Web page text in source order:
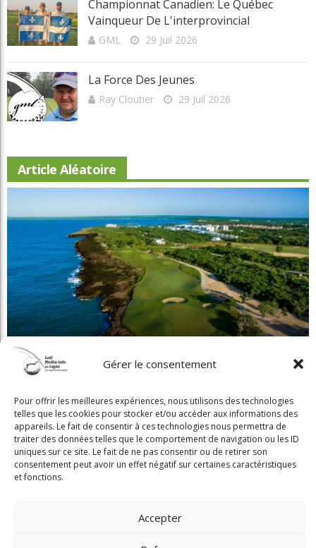
Gérer le consentement
Pour offrir les meilleures expériences, nous utilisons des technologies
telles que les cookies pour stocker et/ou accéder aux informations des
appareils. Le fait de consentir à ces technologies nous permettra de
traiter des données telles que le comportement de navigation ou les ID
uniques sur ce site. Le fait de ne pas consentir ou de retirer son
consentement peut avoir un effet négatif sur certaines caractéristiques
et fonctions.
Accepter
Catégories
Actualités
Ce qu’en pense Ray
Chroniques La relève
Chroniques Truc du pro
Chroniques Vie de club
Compétition
Destinations
Équipement
Le physio et vous
Les règles selon Édouard
Montreal